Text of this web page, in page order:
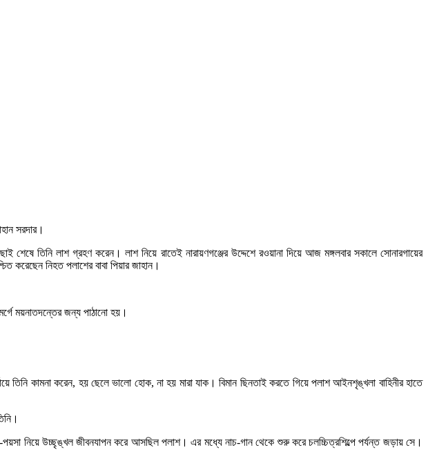
সরদার।
শেষে তিনি লাশ গ্রহণ করেন। লাশ নিয়ে রাতেই নারায়ণগঞ্জের উদ্দেশে রওয়ানা দিয়ে আজ মঙ্গলবার সকালে সোনারগায়ের
করেছেন নিহত পলাশের বাবা পিয়ার জাহান।
ময়নাতদন্তের জন্য পাঠানো হয়।
কামনা করেন, হয় ছেলে ভালো হোক, না হয় মারা যাক। বিমান ছিনতাই করতে গিয়ে পলাশ আইনশৃঙ্খলা বাহিনীর হাতে
নিয়ে উচ্ছৃঙ্খল জীবনযাপন করে আসছিল পলাশ। এর মধ্যে নাচ-গান থেকে শুরু করে চলচ্চিত্রশিল্পে পর্যন্ত জড়ায় সে।